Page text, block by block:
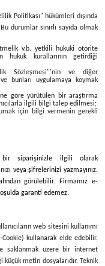
Politikası" hükümleri dışında
durumlar sınırlı sayıda olmak
v.b. yetkili hukuki otorite
hukuk kurallarının getirdiği
Sözleşmesi"'nin ve diğer
bunları uygulamaya koymak
göre yürütülen bir araştırma
ilgili bilgi talep edilmesi;
için bilgi vermenin gerekli
bir siparişinizle ilgili olarak
veya şifrelerinizi yazmayınız.
görülebilir. Firmamız e-
garanti edemez.
web sitesini kullanımı
kullanarak elde edebilir.
saklanmak üzere bir internet
küçük metin dosyalarıdır. Teknik